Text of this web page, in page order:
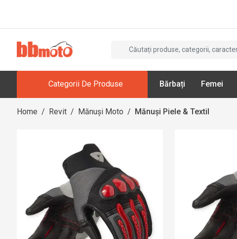
Categorii De Produse Bărbați Femei
Home / Revit / Mănuși Moto / Mănuși Piele & Textil